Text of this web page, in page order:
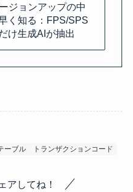
ジョンアップの中
く知る：FPS/SPS
け生成AIが抽出
ーブル トランザクションコード
アしてね！